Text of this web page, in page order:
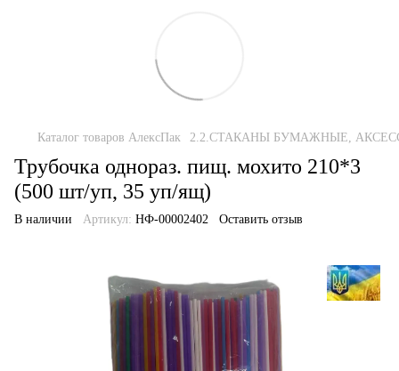
Каталог товаров АлексПак 2.2.СТАКАНЫ БУМАЖНЫЕ,
Трубочка однораз. пищ. мохито 210*3
(500 шт/уп, 35 уп/ящ)
В наличии Артикул: НФ-00002402 Оставить отзыв